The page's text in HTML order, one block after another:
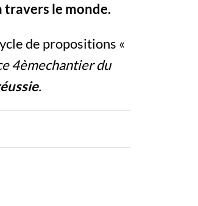
travers le monde.
de propositions «
4èmechantier du
.